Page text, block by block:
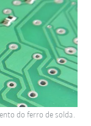
do ferro de solda.